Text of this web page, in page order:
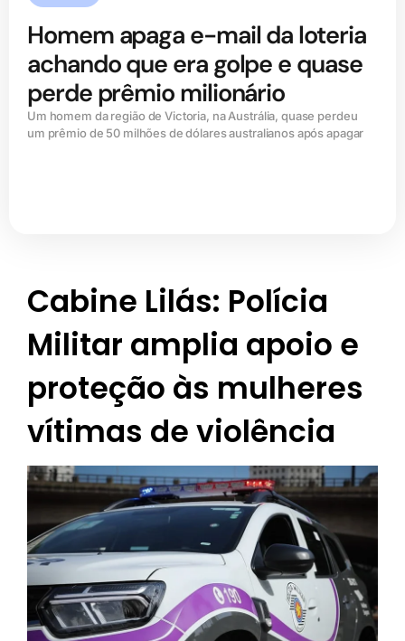
Homem apaga e-mail da loteria
achando que era golpe e quase
perde prêmio milionário
Um homem da região de Victoria, na Austrália, quase perdeu
um prêmio de 50 milhões de dólares australianos após apagar
Cabine Lilás: Polícia
Militar amplia apoio e
proteção às mulheres
vítimas de violência